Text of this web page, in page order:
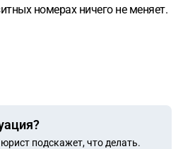
номерах ничего не меняет.
подскажет, что делать.